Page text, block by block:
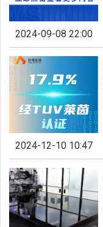
2024-09-08 22:00
2024-12-10 10:47